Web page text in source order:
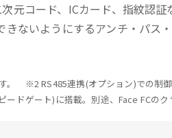
元コード、ICカード、指紋認
ないようにするアンチ・パス
※2 RS485連携(オプション)での制
ドゲート)に搭載。別途、Face FCの